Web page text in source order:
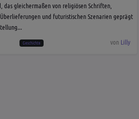
das gleichermaßen von religiösen Schriften,
und futuristischen Szenarien geprägt
Geschichte von Lilly